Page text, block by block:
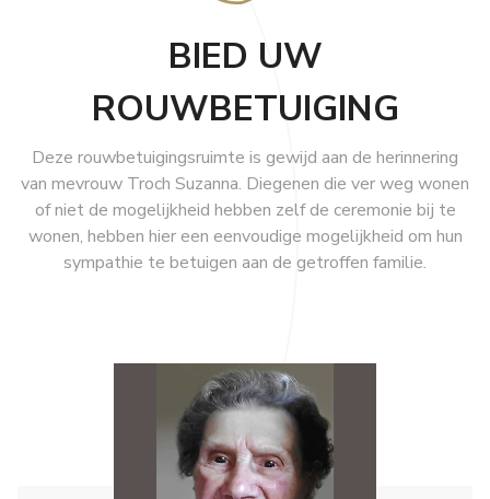
E: uitvaarten@deras.beBIED UW
ROUWBETUIGING
Deze rouwbetuigingsruimte is gewijd aan de herinnering
van mevrouw Troch Suzanna. Diegenen die ver weg wonen
of niet de mogelijkheid hebben zelf de ceremonie bij te
wonen, hebben hier een eenvoudige mogelijkheid om hun
sympathie te betuigen aan de getroffen familie.